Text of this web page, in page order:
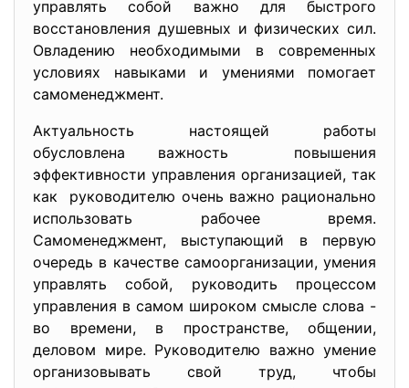
управлять собой важно для быстрого
восстановления душевных и физических сил.
Овладению необходимыми в современных
условиях навыками и умениями помогает
самоменеджмент.
Актуальность настоящей работы
обусловлена важность повышения
эффективности управления организацией, так
как руководителю очень важно рационально
использовать рабочее время.
Самоменеджмент, выступающий в первую
очередь в качестве самоорганизации, умения
управлять собой, руководить процессом
управления в самом широком смысле слова -
во времени, в пространстве, общении,
деловом мире. Руководителю важно умение
организовывать свой труд, чтобы